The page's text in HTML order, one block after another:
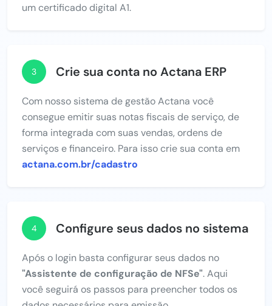
um certificado digital A1.
3 Crie sua conta no Actana ERP
Com nosso sistema de gestão Actana você
consegue emitir suas notas fiscais de serviço, de
forma integrada com suas vendas, ordens de
serviços e financeiro. Para isso crie sua conta em
actana.com.br/cadastro
4 Configure seus dados no sistema
Após o login basta configurar seus dados no
"Assistente de configuração de NFSe". Aqui
você seguirá os passos para preencher todos os